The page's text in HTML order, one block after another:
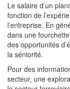
Le salaire d’un
fonction de
l’entreprise. En
dans une
des opportunités
la séniorité.
Pour des
secteur, une